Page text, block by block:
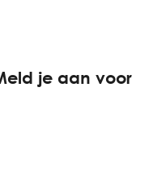
je aan voor